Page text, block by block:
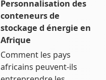
Personnalisation des
conteneurs de
stockage d énergie en
Afrique
Comment les pays
africains peuvent-ils